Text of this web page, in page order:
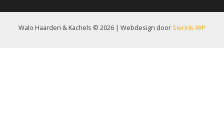
Walo Haarden & Kachels © 2026 | Webdesign door Sierink-WP